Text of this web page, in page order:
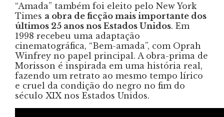
“Amada” também foi eleito pelo New York
Times a obra de ficção mais importante dos
últimos 25 anos nos Estados Unidos. Em
1998 recebeu uma adaptação
cinematográfica, “Bem-amada”, com Oprah
Winfrey no papel principal. A obra-prima de
Morisson é inspirada em uma história real,
fazendo um retrato ao mesmo tempo lírico
e cruel da condição do negro no fim do
século XIX nos Estados Unidos.